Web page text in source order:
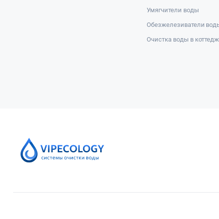
Умягчители воды
Обезжелезиватели
Очистка воды в